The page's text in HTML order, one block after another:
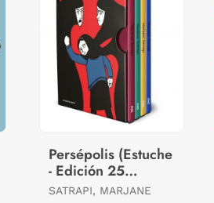
Persépolis (Estuche
- Edición 25
Aniversario)
SATRAPI, MARJANE